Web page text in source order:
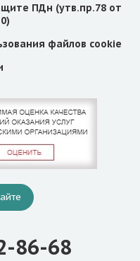
ПДн (утв.пр.78 от
файлов cookie
86-68